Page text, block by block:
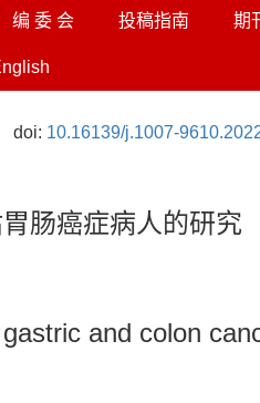
编 委 会 投稿指南 期
doi: 10.16139/j.1007-
肠癌症病人的研究
and colon